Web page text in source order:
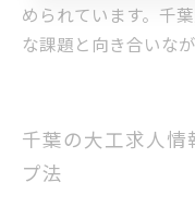
められています。千
な課題と向き合いな
千葉の大工求人情
プ法
お問い